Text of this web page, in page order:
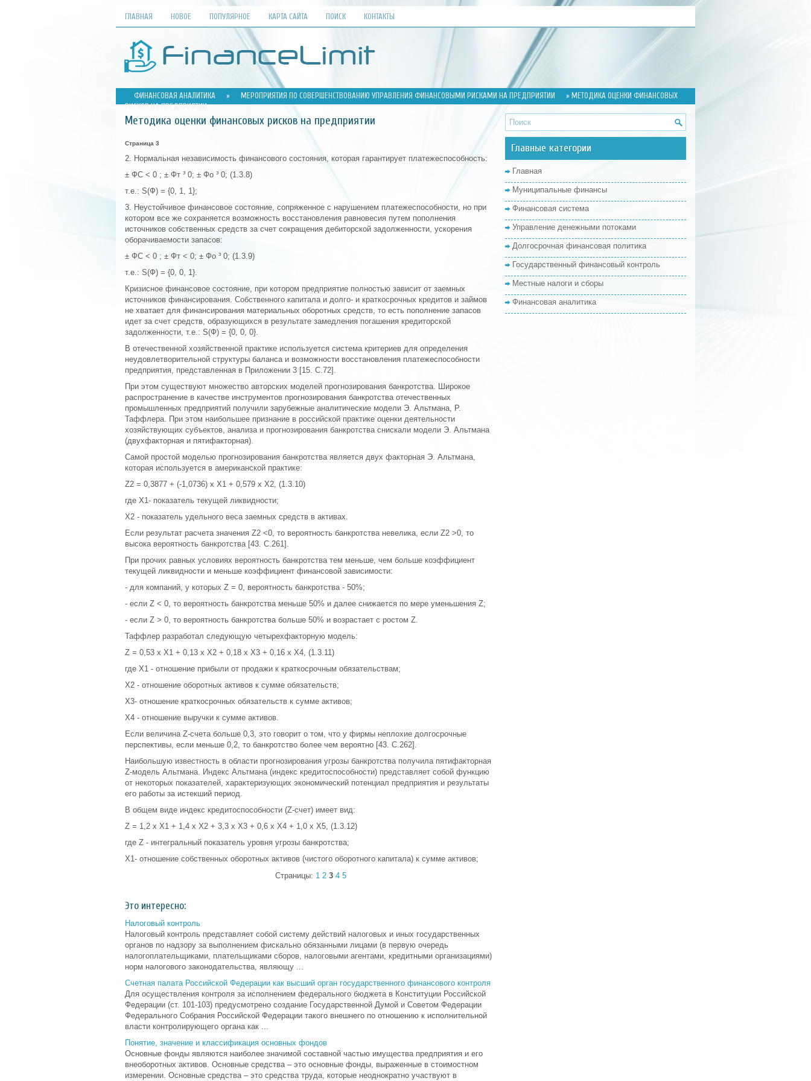
ГЛАВНАЯ НОВОЕ ПОПУЛЯРНОЕ КАРТА САЙТА ПОИСК КОНТАКТЫ
ФИНАНСОВАЯ АНАЛИТИКА » МЕРОПРИЯТИЯ ПО СОВЕРШЕНСТВОВАНИЮ УПРАВЛЕНИЯ ФИНАНСОВЫМИ РИСКАМИ НА ПРЕДПРИЯТИИ
» МЕТОДИКА ОЦЕНКИ ФИНАНСОВЫХ
РИСКОВ НА ПРЕДПРИЯТИИ
Методика оценки финансовых рисков на предприятии
Страница 3
2. Нормальная независимость финансового состояния, которая гарантирует платежеспособность:
± ФС < 0 ; ± Фт ³ 0; ± Фо ³ 0; (1.3.8)
т.е.: S(Ф) = {0, 1, 1};
3. Неустойчивое финансовое состояние, сопряженное с нарушением платежеспособности, но при
котором все же сохраняется возможность восстановления равновесия путем пополнения
источников собственных средств за счет сокращения дебиторской задолженности, ускорения
оборачиваемости запасов:
± ФС < 0 ; ± Фт < 0; ± Фо ³ 0; (1.3.9)
т.е.: S(Ф) = {0, 0, 1}.
Кризисное финансовое состояние, при котором предприятие полностью зависит от заемных
источников финансирования. Собственного капитала и долго- и краткосрочных кредитов и займов
не хватает для финансирования материальных оборотных средств, то есть пополнение запасов
идет за счет средств, образующихся в результате замедления погашения кредиторской
задолженности, т.е.: S(Ф) = {0, 0, 0}.
В отечественной хозяйственной практике используется система критериев для определения
неудовлетворительной структуры баланса и возможности восстановления платежеспособности
предприятия, представленная в Приложении 3 [15. С.72].
При этом существуют множество авторских моделей прогнозирования банкротства. Широкое
распространение в качестве инструментов прогнозирования банкротства отечественных
промышленных предприятий получили зарубежные аналитические модели Э. Альтмана, Р.
Таффлера. При этом наибольшее признание в российской практике оценки деятельности
хозяйствующих субъектов, анализа и прогнозирования банкротства снискали модели Э. Альтмана
(двухфакторная и пятифакторная).
Самой простой моделью прогнозирования банкротства является двух факторная Э. Альтмана,
которая используется в американской практике:
Z2 = 0,3877 + (-1,0736) х Х1 + 0,579 х X2, (1.3.10)
где X1- показатель текущей ликвидности;
Х2 - показатель удельного веса заемных средств в активах.
Если результат расчета значения Z2 <0, то вероятность банкротства невелика, если Z2 >0, то
высока вероятность банкротства [43. С.261].
При прочих равных условиях вероятность банкротства тем меньше, чем больше коэффициент
текущей ликвидности и меньше коэффициент финансовой зависимости:
- для компаний, у которых Z = 0, вероятность банкротства - 50%;
- если Z < 0, то вероятность банкротства меньше 50% и далее снижается по мере уменьшения Z;
- если Z > 0, то вероятность банкротства больше 50% и возрастает с ростом Z.
Таффлер разработал следующую четырехфакторную модель:
Z = 0,53 х Х1 + 0,13 х Х2 + 0,18 х X3 + 0,16 х Х4, (1.3.11)
где Х1 - отношение прибыли от продажи к краткосрочным обязательствам;
Х2 - отношение оборотных активов к сумме обязательств;
X3- отношение краткосрочных обязательств к сумме активов;
Х4 - отношение выручки к сумме активов.
Если величина Z-счета больше 0,3, это говорит о том, что у фирмы неплохие долгосрочные
перспективы, если меньше 0,2, то банкротство более чем вероятно [43. С.262].
Наибольшую известность в области прогнозирования угрозы банкротства получила пятифакторная
Z-модель Альтмана. Индекс Альтмана (индекс кредитоспособности) представляет собой функцию
от некоторых показателей, характеризующих экономический потенциал предприятия и результаты
его работы за истекший период.
В общем виде индекс кредитоспособности (Z-счет) имеет вид:
Z = 1,2 х Х1 + 1,4 х Х2 + 3,3 х X3 + 0,6 х Х4 + 1,0 х Х5, (1.3.12)
где Z - интегральный показатель уровня угрозы банкротства;
Х1- отношение собственных оборотных активов (чистого оборотного капитала) к сумме активов;
Страницы: 1 2 3 4 5
Это интересно:
Налоговый контроль
Налоговый контроль представляет собой систему действий налоговых и иных государственных
органов по надзору за выполнением фискально обязанными лицами (в первую очередь
налогоплательщиками, плательщиками сборов, налоговыми агентами, кредитными организациями)
норм налогового законодательства, являющу ...
Счетная палата Российской Федерации как высший орган государственного финансового контроля
Для осуществления контроля за исполнением федерального бюджета в Конституции Российской
Федерации (ст. 101-103) предусмотрено создание Государственной Думой и Советом Федерации
Федерального Собрания Российской Федерации такого внешнего по отношению к исполнительной
власти контролирующего органа как ...
Понятие, значение и классификация основных фондов
Основные фонды являются наиболее значимой составной частью имущества предприятия и его
внеоборотных активов. Основные средства – это основные фонды, выраженные в стоимостном
измерении. Основные средства – это средства труда, которые неоднократно участвуют в
Главные категории
Главная
Муниципальные финансы
Финансовая система
Управление денежными потоками
Долгосрочная финансовая политика
Государственный финансовый контроль
Местные налоги и сборы
Финансовая аналитика